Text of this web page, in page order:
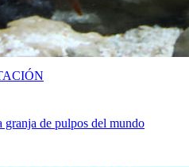
granja de pulpos del mundo